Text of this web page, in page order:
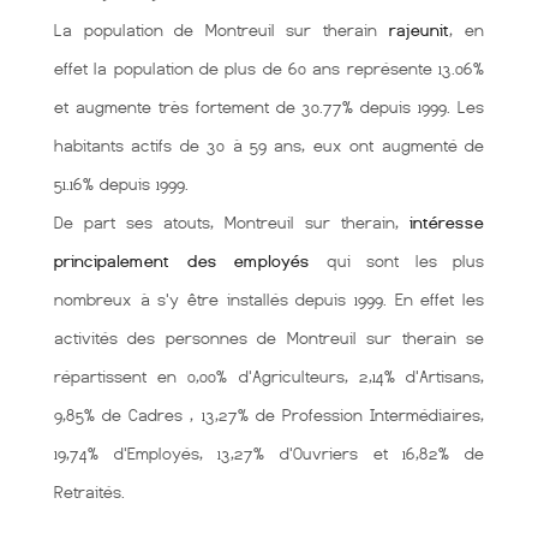
La population de Montreuil sur therainrajeunit, en
effet la population de plus de 60 ans représente 13.06%
et augmente très fortement de 30.77% depuis 1999. Les
habitants actifs de 30 à 59 ans, eux ont augmenté de
51.16% depuis 1999.
De part ses atouts, Montreuil sur therain, intéresse
principalement des employés qui sont les plus
nombreux à s'y être installés depuis 1999. En effet les
activités des personnes de Montreuil sur therain se
répartissent en 0,00% d'Agriculteurs, 2,14% d'Artisans,
9,85% de Cadres , 13,27% de Profession Intermédiaires,
19,74% d'Employés, 13,27% d'Ouvriers et 16,82% de
Retraités.